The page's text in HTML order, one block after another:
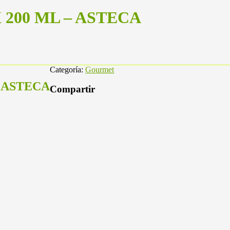
ML – ASTECA
Categoría: Gourmet
Compartir